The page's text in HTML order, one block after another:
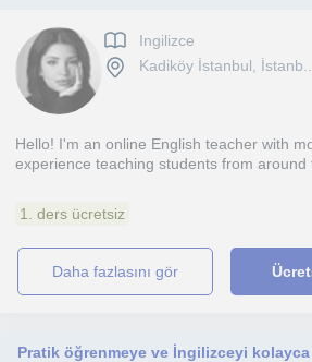
Ingilizce
Kadiköy İstanbul,
Hello! I'm an online English teacher with
experience teaching students from around
1. ders ücretsiz
daha fazlasını gör